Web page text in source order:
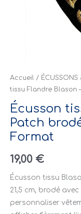
Accueil / ÉCUSSONS
tissu Flandre Blason
Écusson
Patch
Format
19,00 €
Écusson tissu
21,5 cm, brodé
personnaliser